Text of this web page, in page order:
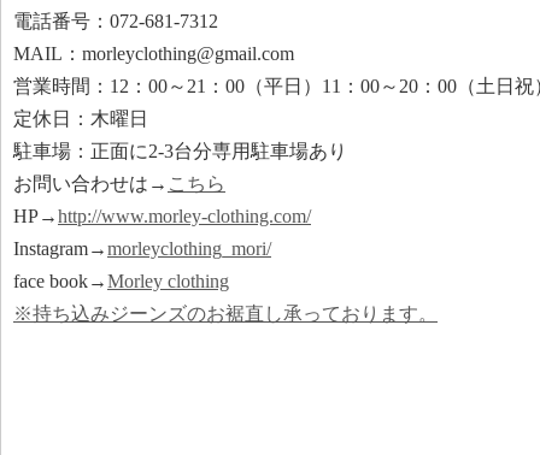
電話番号：072-681-7312
MAIL：morleyclothing@gmail.com
営業時間：12：00～21：00（平日）11：00～20：00（土日祝
定休日：木曜日
駐車場：正面に2-3台分専用駐車場あり
お問い合わせは→ こちら
HP→http://www.morley-clothing.com/
Instagram→morleyclothing_mori/
face book→Morley clothing
※持ち込みジーンズのお裾直し承っております。